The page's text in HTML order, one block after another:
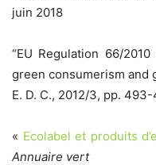
juin 2018
“EU Regulation 66/
green consumerism and
E. D. C., 2012/3, pp.
« Ecolabel et produits
Annuaire vert